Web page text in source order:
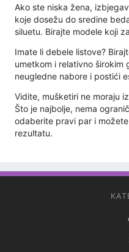
Ako ste niska žena,
koje dosežu do sredine
siluetu. Birajte modele koji
Imate li debele listove?
umetkom i relativno širokim
neugledne nabore i postići
Vidite, mušketiri ne moraju
Što je najbolje, nema
odaberite pravi par i
rezultatu.